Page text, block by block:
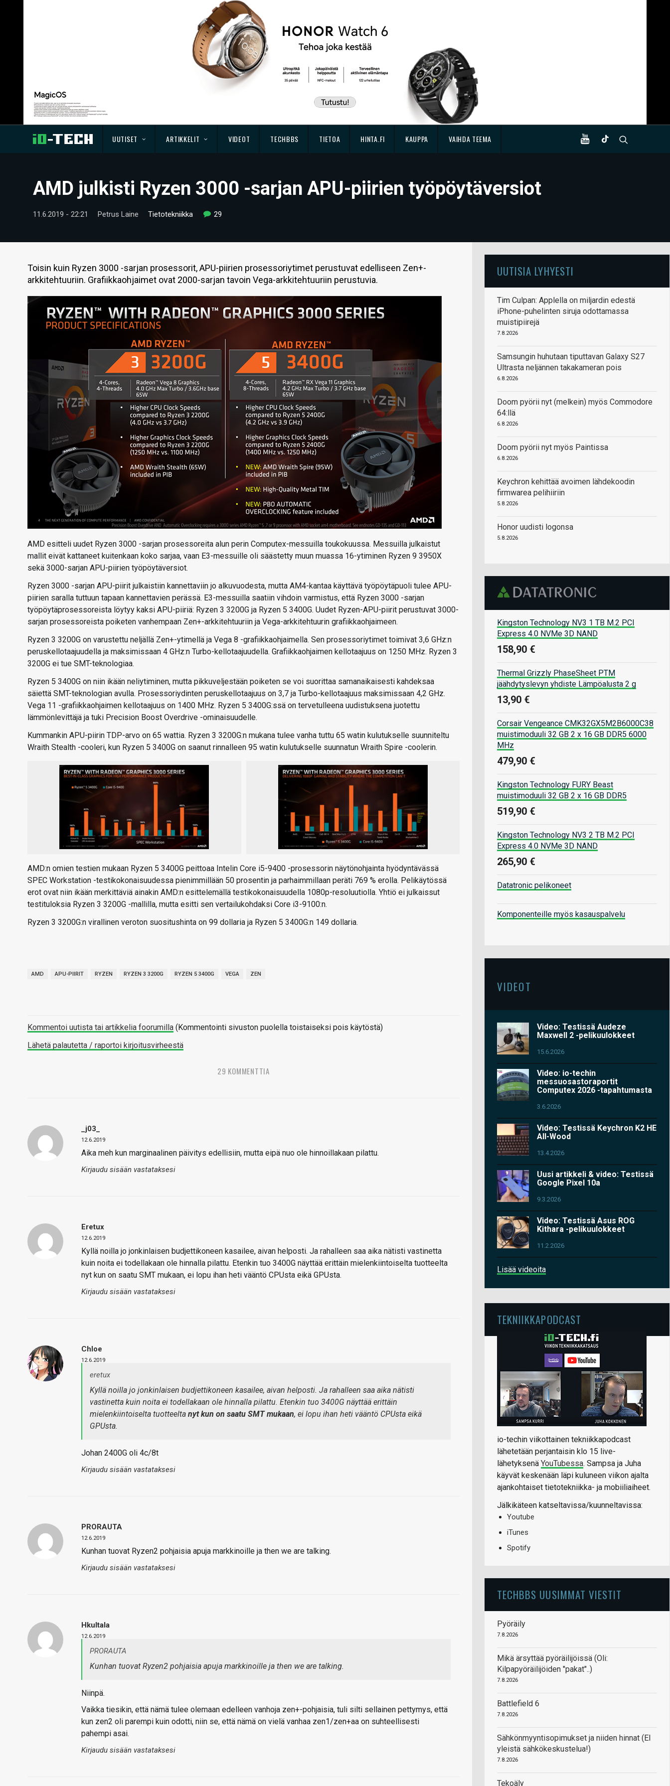
UUTISET ARTIKKELIT VIDEOT TECHBBS TIETOA HINTA.FI KAUPPA VAIHDA TEEMA
AMD julkisti Ryzen 3000 -sarjan APU-piirien työpöytäversiot
11.6.2019 - 22:21 Petrus Laine Tietotekniikka 29
Toisin kuin Ryzen 3000 -sarjan prosessorit, APU-piirien prosessoriytimet perustuvat edelliseen Zen+-
arkkitehtuuriin. Grafiikkaohjaimet ovat 2000-sarjan tavoin Vega-arkkitehtuuriin perustuvia.
AMD esitteli uudet Ryzen 3000 -sarjan prosessoreita alun perin Computex-messuilla toukokuussa. Messuilla julkaistut
mallit eivät kattaneet kuitenkaan koko sarjaa, vaan E3-messuille oli säästetty muun muassa 16-ytiminen Ryzen 9 3950X
sekä 3000-sarjan APU-piirien työpöytäversiot.
Ryzen 3000 -sarjan APU-piirit julkaistiin kannettaviin jo alkuvuodesta, mutta AM4-kantaa käyttävä työpöytäpuoli tulee APU-
piirien saralla tuttuun tapaan kannettavien perässä. E3-messuilla saatiin vihdoin varmistus, että Ryzen 3000 -sarjan
työpöytäprosessoreista löytyy kaksi APU-piiriä: Ryzen 3 3200G ja Ryzen 5 3400G. Uudet Ryzen-APU-piirit perustuvat 3000-
sarjan prosessoreista poiketen vanhempaan Zen+-arkkitehtuuriin ja Vega-arkkitehtuurin grafiikkaohjaimeen.
Ryzen 3 3200G on varustettu neljällä Zen+-ytimellä ja Vega 8 -grafiikkaohjaimella. Sen prosessoriytimet toimivat 3,6 GHz:n
peruskellotaajuudella ja maksimissaan 4 GHz:n Turbo-kellotaajuudella. Grafiikkaohjaimen kellotaajuus on 1250 MHz. Ryzen 3
3200G ei tue SMT-teknologiaa.
Ryzen 5 3400G on niin ikään neliytiminen, mutta pikkuveljestään poiketen se voi suorittaa samanaikaisesti kahdeksaa
säiettä SMT-teknologian avulla. Prosessoriydinten peruskellotaajuus on 3,7 ja Turbo-kellotaajuus maksimissaan 4,2 GHz.
Vega 11 -grafiikkaohjaimen kellotaajuus on 1400 MHz. Ryzen 5 3400G:ssä on tervetulleena uudistuksena juotettu
lämmönlevittäjä ja tuki Precision Boost Overdrive -ominaisuudelle.
Kummankin APU-piirin TDP-arvo on 65 wattia. Ryzen 3 3200G:n mukana tulee vanha tuttu 65 watin kulutukselle suunniteltu
Wraith Stealth -cooleri, kun Ryzen 5 3400G on saanut rinnalleen 95 watin kulutukselle suunnatun Wraith Spire -coolerin.
AMD:n omien testien mukaan Ryzen 5 3400G peittoaa Intelin Core i5-9400 -prosessorin näytönohjainta hyödyntävässä
SPEC Workstation -testikokonaisuudessa pienimmillään 50 prosentin ja parhaimmillaan peräti 769 % erolla. Pelikäytössä
erot ovat niin ikään merkittäviä ainakin AMD:n esittelemällä testikokonaisuudella 1080p-resoluutiolla. Yhtiö ei julkaissut
testituloksia Ryzen 3 3200G -mallilla, mutta esitti sen vertailukohdaksi Core i3-9100:n.
Ryzen 3 3200G:n virallinen veroton suositushinta on 99 dollaria ja Ryzen 5 3400G:n 149 dollaria.
AMD APU-PIIRIT RYZEN RYZEN 3 3200G RYZEN 5 3400G VEGA ZEN
Kommentoi uutista tai artikkelia foorumilla (Kommentointi sivuston puolella toistaiseksi pois käytöstä)
Lähetä palautetta / raportoi kirjoitusvirheestä
29 KOMMENTTIA
_j03_
12.6.2019
Aika meh kun marginaalinen päivitys edellisiin, mutta eipä nuo ole hinnoillakaan pilattu.
Kirjaudu sisään vastataksesi
Eretux
12.6.2019
Kyllä noilla jo jonkinlaisen budjettikoneen kasailee, aivan helposti. Ja rahalleen saa aika nätisti vastinetta
kuin noita ei todellakaan ole hinnalla pilattu. Etenkin tuo 3400G näyttää erittäin mielenkiintoiselta tuotteelta
nyt kun on saatu SMT mukaan, ei lopu ihan heti vääntö CPUsta eikä GPUsta.
Kirjaudu sisään vastataksesi
Chloe
12.6.2019
eretux
Kyllä noilla jo jonkinlaisen budjettikoneen kasailee, aivan helposti. Ja rahalleen saa aika nätisti
vastinetta kuin noita ei todellakaan ole hinnalla pilattu. Etenkin tuo 3400G näyttää erittäin
mielenkiintoiselta tuotteelta nyt kun on saatu SMT mukaan, ei lopu ihan heti vääntö CPUsta eikä
GPUsta.
Johan 2400G oli 4c/8t
Kirjaudu sisään vastataksesi
PRORAUTA
12.6.2019
Kunhan tuovat Ryzen2 pohjaisia apuja markkinoille ja then we are talking.
Kirjaudu sisään vastataksesi
Hkultala
12.6.2019
PRORAUTA
Kunhan tuovat Ryzen2 pohjaisia apuja markkinoille ja then we are talking.
Niinpä.
Vaikka tiesikin, että nämä tulee olemaan edelleen vanhoja zen+-pohjaisia, tuli silti sellainen pettymys, että
kun zen2 oli parempi kuin odotti, niin se, että nämä on vielä vanhaa zen1/zen+aa on suhteellisesti
pahempi asai.
Kirjaudu sisään vastataksesi
UUTISIA LYHYESTI
Tim Culpan: Applella on miljardin edestä
iPhone-puhelinten siruja odottamassa
muistipiirejä
7.8.2026
Samsungin huhutaan tiputtavan Galaxy S27
Ultrasta neljännen takakameran pois
6.8.2026
Doom pyörii nyt (melkein) myös Commodore
64:llä
6.8.2026
Doom pyörii nyt myös Paintissa
6.8.2026
Keychron kehittää avoimen lähdekoodin
firmwarea pelihiiriin
5.8.2026
Honor uudisti logonsa
5.8.2026
Kingston Technology NV3 1 TB M.2 PCI
Express 4.0 NVMe 3D NAND
158,90 €
Thermal Grizzly PhaseSheet PTM
jäähdytyslevyn yhdiste Lämpöalusta 2 g
13,90 €
Corsair Vengeance CMK32GX5M2B6000C38
muistimoduuli 32 GB 2 x 16 GB DDR5 6000
MHz
479,90 €
Kingston Technology FURY Beast
muistimoduuli 32 GB 2 x 16 GB DDR5
519,90 €
Kingston Technology NV3 2 TB M.2 PCI
Express 4.0 NVMe 3D NAND
265,90 €
Datatronic pelikoneet
Komponenteille myös kasauspalvelu
VIDEOT
Video: Testissä Audeze
Maxwell 2 -pelikuulokkeet
15.6.2026
Video: io-techin
messuosastoraportit
Computex 2026 -tapahtumasta
3.6.2026
Video: Testissä Keychron K2 HE
All-Wood
13.4.2026
Uusi artikkeli & video: Testissä
Google Pixel 10a
9.3.2026
Video: Testissä Asus ROG
Kithara -pelikuulokkeet
11.2.2026
Lisää videoita
TEKNIIKKAPODCAST
io-techin viikottainen tekniikkapodcast
lähetetään perjantaisin klo 15 live-
lähetyksenä YouTubessa. Sampsa ja Juha
käyvät keskenään läpi kuluneen viikon ajalta
ajankohtaiset tietotekniikka- ja mobiiliaiheet.
Jälkikäteen katseltavissa/kuunneltavissa:
Youtube
iTunes
Spotify
TECHBBS UUSIMMAT VIESTIT
Pyöräily
7.8.2026
Mikä ärsyttää pyöräilijöissä (Oli:
Kilpapyöräilijöiden "pakat"..)
7.8.2026
Battlefield 6
7.8.2026
Sähkönmyyntisopimukset ja niiden hinnat (EI
yleistä sähkökeskustelua!)
7.8.2026
Tekoäly